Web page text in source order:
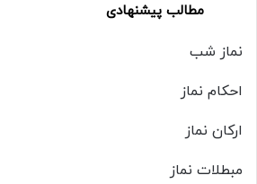
مطالب پیشنهادی
نماز شب
احکام نماز
ارکان نماز
مبطلات نماز